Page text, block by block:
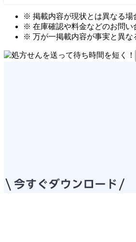
※ 掲載内容が現状とは異なる場
※ 在庫確認や料金などのお問い
※ 万が一掲載内容が事実と異な